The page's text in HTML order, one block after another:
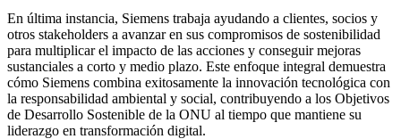
En última instancia, Siemens trabaja ayudando a clientes, socios y
otros stakeholders a avanzar en sus compromisos de sostenibilidad
para multiplicar el impacto de las acciones y conseguir mejoras
sustanciales a corto y medio plazo. Este enfoque integral demuestra
cómo Siemens combina exitosamente la innovación tecnológica con
la responsabilidad ambiental y social, contribuyendo a los Objetivos
de Desarrollo Sostenible de la ONU al tiempo que mantiene su
liderazgo en transformación digital.